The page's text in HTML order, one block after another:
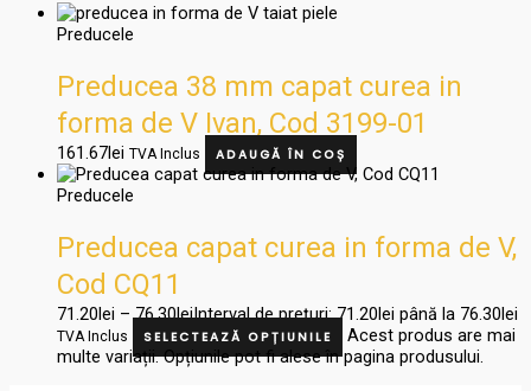
Preducele
Preducea 38 mm capat curea in
forma de V Ivan, Cod 3199-01
161.67lei TVA Inclus ADAUGĂ ÎN COȘ
Preducele
Preducea capat curea in forma de V,
Cod CQ11
71.20 lei – 76.30leiInterval de prețuri: 71.20lei până la 76.30lei
TVA Inclus SELECTEAZĂ OPȚIUNILE
Acest produs are mai
multe variații. Opțiunile pot fi alese în pagina produsului.